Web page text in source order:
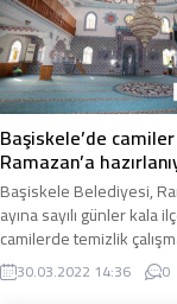
Başiskele’de camiler
Ramazan’a
Başiskele Belediyesi,
ayına sayılı günler kala
camilerde temizlik
yürütüyor. Ramazan ayı
Başiskele ...
30.03.2022 14:36 0